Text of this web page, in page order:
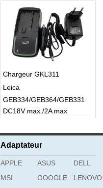
Chargeur GKL311
Leica
GEB334/GEB364/GEB331
Total Station
DC18V max./2A max
Adaptateur
APPLE ASUS
DELL
MSI
GOOGLE
LENOVO